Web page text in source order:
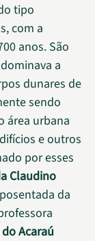
tipo
com a
anos. São
a
dunares de
sendo
área urbana
e outros
por esses
Claudino
da
Acaraú